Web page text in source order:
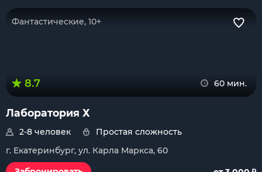
Фантастические, 10+
8.7 60 мин.
Лаборатория Х
2-8 человек
Простая сложность
г. Екатеринбург, ул. Карла Маркса, 60